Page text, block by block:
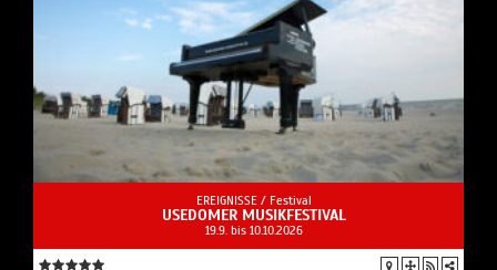
EREIGNISSE / Festival
USEDOMER MUSIKFESTIVAL
19.9. bis 10.10.2026